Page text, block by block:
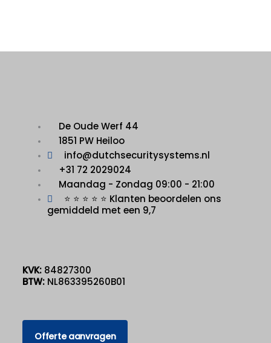
De Oude Werf 44
1851 PW Heiloo
info@dutchsecuritysystems.nl
+31 72 2029024
Maandag - Zondag 09:00 - 21:00
⭐ ⭐ ⭐ ⭐ ⭐ Klanten beoordelen ons
gemiddeld met een 9,7
KVK: 84827300
BTW: NL863395260B01
Offerte aanvragen